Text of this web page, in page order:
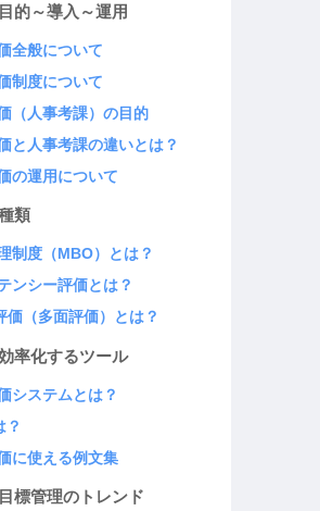
的～導入～運用
全般について
制度について
（人事考課）の目的
と人事考課の違いとは？
の運用について
類
制度（MBO）とは？
ンシー評価とは？
価（多面評価）とは？
率化するツール
システムとは？
？
に使える例文集
標管理のトレンド